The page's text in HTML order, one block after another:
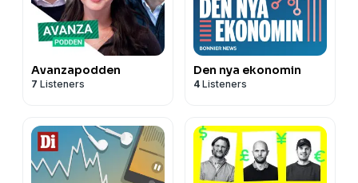
Avanzapodden
7 Listeners
Den nya ekonomin
4 Listeners